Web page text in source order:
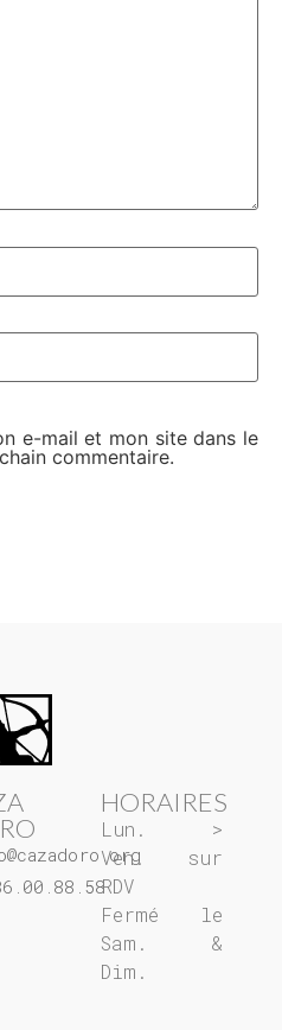
e-mail et mon site dans le
commentaire.
HORAIRES
Lun. >
Ven. sur
RDV
Fermé le
Sam. &
Dim.